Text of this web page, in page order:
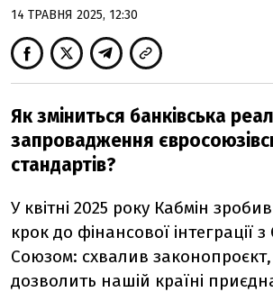
14 ТРАВНЯ 2025, 12:30
Як зміниться банківська
запровадження
стандартів?
У квітні 2025 року Кабмін
крок до фінансової інтеграції
Союзом: схвалив
дозволить нашій країні